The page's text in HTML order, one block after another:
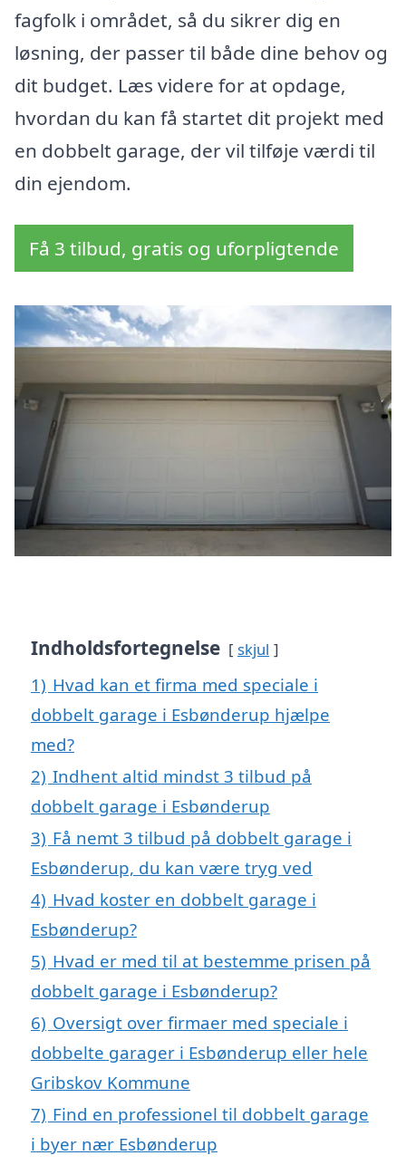
fagfolk i området, så du sikrer dig en
løsning, der passer til både dine behov og
dit budget. Læs videre for at opdage,
hvordan du kan få startet dit projekt med
en dobbelt garage, der vil tilføje værdi til
din ejendom.
Få 3 tilbud, gratis og uforpligtende
Indholdsfortegnelse skjul
1) Hvad kan et firma med speciale i
dobbelt garage i Esbønderup hjælpe
med?
2) Indhent altid mindst 3 tilbud på
dobbelt garage i Esbønderup
3) Få nemt 3 tilbud på dobbelt garage i
Esbønderup, du kan være tryg ved
4) Hvad koster en dobbelt garage i
Esbønderup?
5) Hvad er med til at bestemme prisen på
dobbelt garage i Esbønderup?
6) Oversigt over firmaer med speciale i
dobbelte garager i Esbønderup eller hele
Gribskov Kommune
7) Find en professionel til dobbelt garage
i byer nær Esbønderup